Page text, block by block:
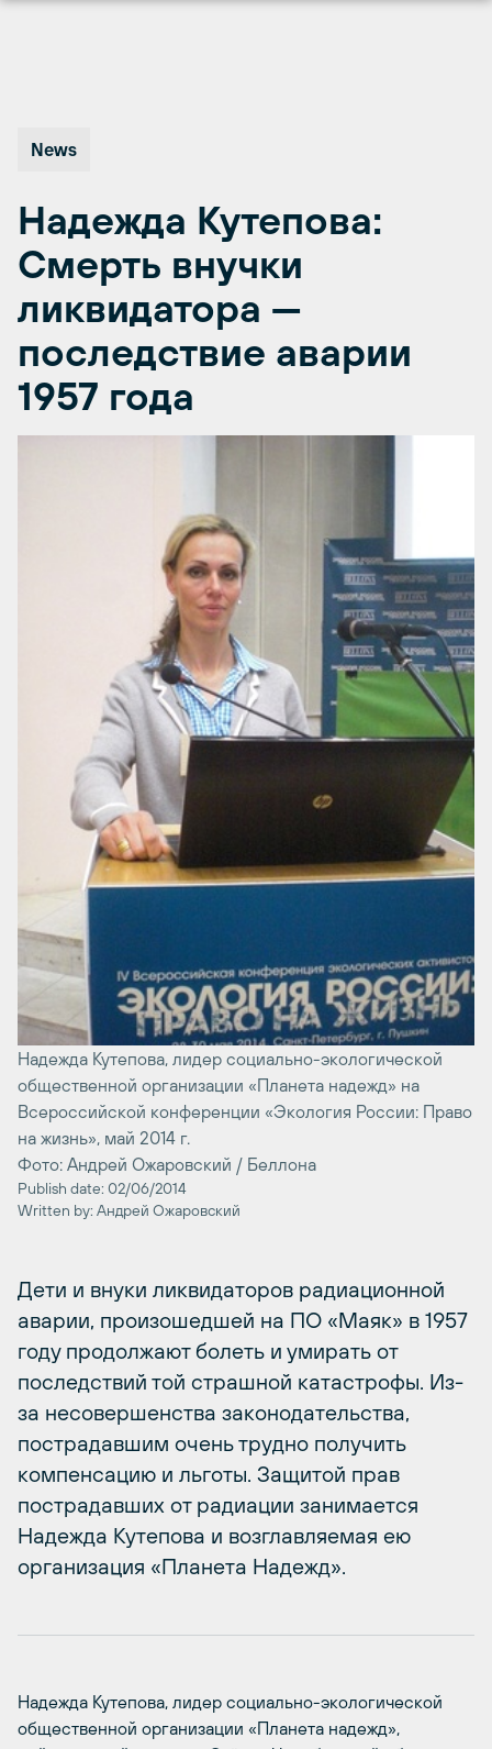
News
Надежда Кутепова:
Смерть внучки
ликвидатора —
последствие аварии
1957 года
Надежда Кутепова, лидер социально-экологической
общественной организации «Планета надежд» на
Всероссийской конференции «Экология России: Право
на жизнь», май 2014 г.
Фото: Андрей Ожаровский / Беллона
Publish date: 02/06/2014
Written by: Андрей Ожаровский
Дети и внуки ликвидаторов радиационной
аварии, произошедшей на ПО «Маяк» в 1957
году продолжают болеть и умирать от
последствий той страшной катастрофы. Из-
за несовершенства законодательства,
пострадавшим очень трудно получить
компенсацию и льготы. Защитой прав
пострадавших от радиации занимается
Надежда Кутепова и возглавляемая ею
организация «Планета Надежд».
Надежда Кутепова, лидер социально-экологической
общественной организации «Планета надежд»,